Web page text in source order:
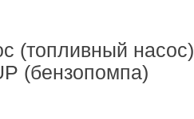
(топливный насос)
(бензопомпа)